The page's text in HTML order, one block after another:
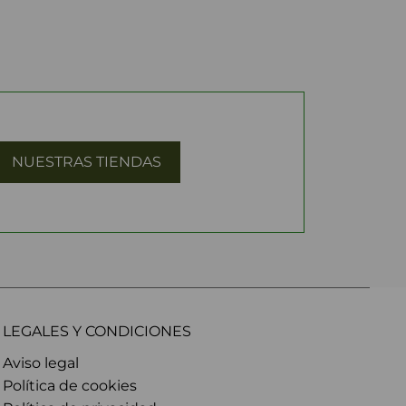
NUESTRAS TIENDAS
LEGALES Y CONDICIONES
Aviso legal
Política de cookies